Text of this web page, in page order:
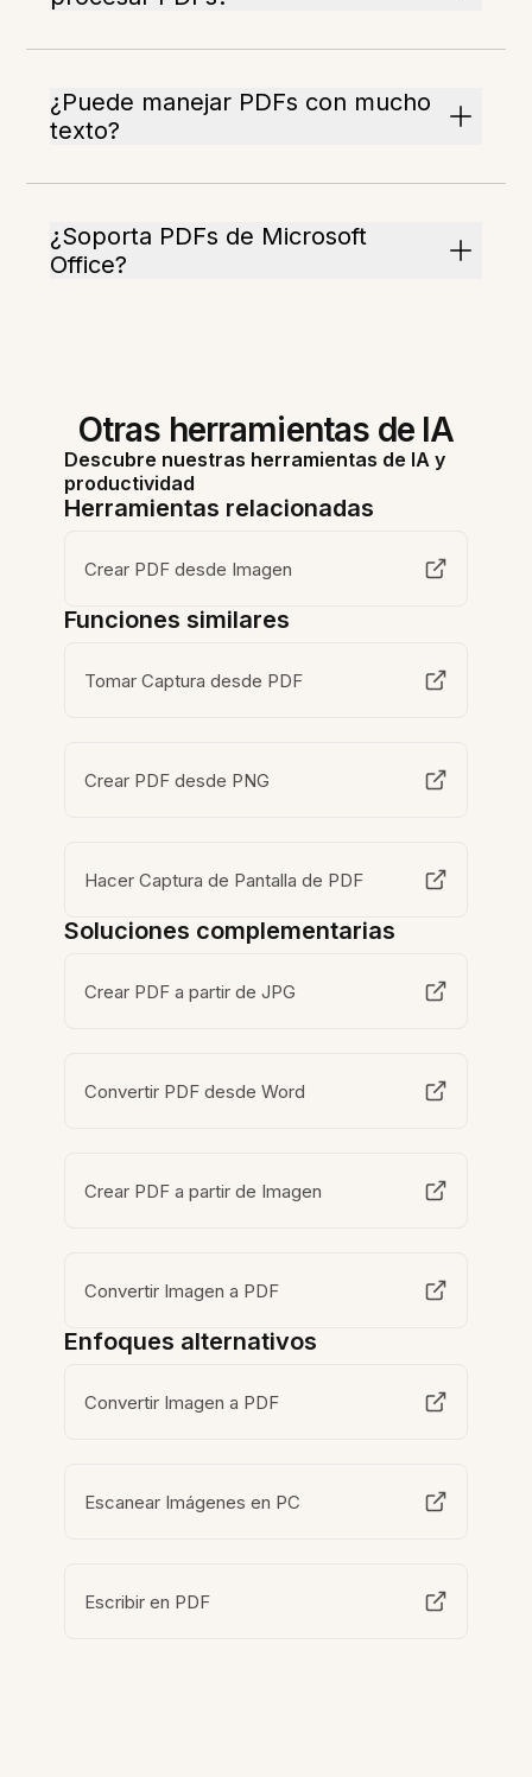
¿Puede manejar PDFs con mucho
texto?
¿Soporta PDFs de Microsoft
Office?
Otras herramientas de IA
Descubre nuestras herramientas de IA y
productividad
Herramientas relacionadas
Crear PDF desde Imagen
Funciones similares
Tomar Captura desde PDF
Crear PDF desde PNG
Hacer Captura de Pantalla de PDF
Soluciones complementarias
Crear PDF a partir de JPG
Convertir PDF desde Word
Crear PDF a partir de Imagen
Convertir Imagen a PDF
Enfoques alternativos
Convertir Imagen a PDF
Escanear Imágenes en PC
Escribir en PDF